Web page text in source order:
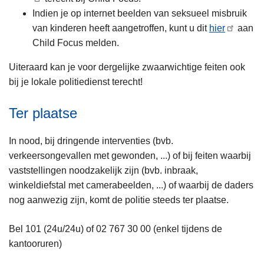
Indien je op internet beelden van seksueel misbruik
van kinderen heeft aangetroffen, kunt u dit hier
aan
Child Focus melden.
Uiteraard kan je voor dergelijke zwaarwichtige feiten ook
bij je lokale politiedienst terecht!
Ter plaatse
In nood, bij dringende interventies (bvb.
verkeersongevallen met gewonden, ...) of bij feiten waarbij
vaststellingen noodzakelijk zijn (bvb. inbraak,
winkeldiefstal met camerabeelden, ...) of waarbij de daders
nog aanwezig zijn, komt de politie steeds ter plaatse.
Bel 101 (24u/24u) of 02 767 30 00 (enkel tijdens de
kantooruren)